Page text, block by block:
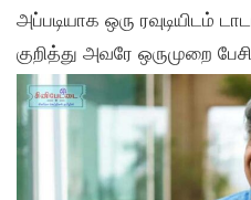
அப்படியாக ஒரு ரவுடியிடம்
குறித்து அவரே ஒருமுறை